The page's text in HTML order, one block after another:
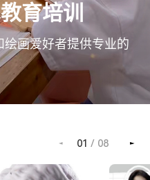
育培训
画爱好者提供专业的
01 / 08